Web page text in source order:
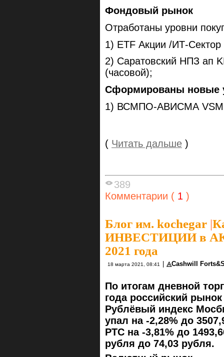
Фондовый рынок
Отработаны уровни
1) ETF Акции /ИТ-
2) Саратовский НПЗ ап
(часовой);
Сформированы новые
1) ВСМПО-АВИСМА
( Читать дальше )
389
Комментарии ( 1 )
Блог им. kochegar |
ИНВЕСТИЦИИ в
2021 года
18 марта 2021, 08:41 ◬Cashwill
По итогам дневной
года российский
Рублёвый индекс
упал на -2,28% до
РТС на -3,81% до
рубля до 74,03 рубля.